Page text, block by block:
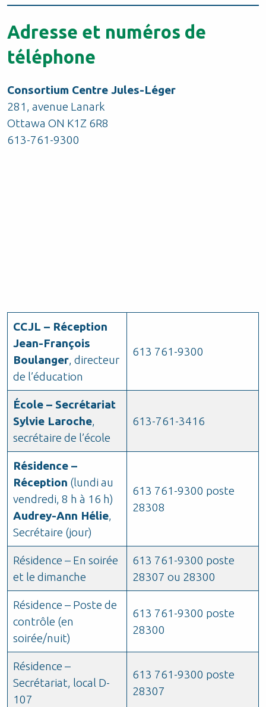
Adresse et numéros de
téléphone
Consortium Centre Jules-Léger
281, avenue Lanark
Ottawa ON K1Z 6R8
613-761-9300
CCJL – Réception
Jean-François
Boulanger, directeur
de l’éducation
613 761-9300
École – Secrétariat
Sylvie Laroche,
secrétaire de l’école
613-761-3416
Résidence –
Réception (lundi au
vendredi, 8 h à 16 h)
Audrey-Ann Hélie,
Secrétaire (jour)
613 761-9300 poste
28308
Résidence – En soirée
et le dimanche
613 761-9300 poste
28307 ou 28300
Résidence – Poste de
contrôle (en
soirée/nuit)
613 761-9300 poste
28300
Résidence –
Secrétariat, local D-
107
613 761-9300 poste
28307